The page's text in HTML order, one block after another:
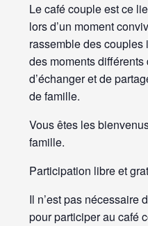
Le café couple est ce
lors d’un moment
rassemble des
des moments
d’échanger et de
de famille.
Vous êtes les
famille.
Participation libre et
Il n’est pas nécessaire
pour participer au café